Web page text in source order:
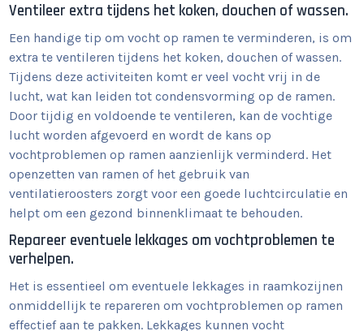
Ventileer extra tijdens het koken, douchen of wassen.
Een handige tip om vocht op ramen te verminderen, is om
extra te ventileren tijdens het koken, douchen of wassen.
Tijdens deze activiteiten komt er veel vocht vrij in de
lucht, wat kan leiden tot condensvorming op de ramen.
Door tijdig en voldoende te ventileren, kan de vochtige
lucht worden afgevoerd en wordt de kans op
vochtproblemen op ramen aanzienlijk verminderd. Het
openzetten van ramen of het gebruik van
ventilatieroosters zorgt voor een goede luchtcirculatie en
helpt om een gezond binnenklimaat te behouden.
Repareer eventuele lekkages om vochtproblemen te
verhelpen.
Het is essentieel om eventuele lekkages in raamkozijnen
onmiddellijk te repareren om vochtproblemen op ramen
effectief aan te pakken. Lekkages kunnen vocht